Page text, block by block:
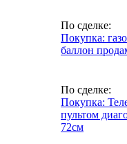
По сделке:
Покупка:
баллон
По сделке:
Покупка:
пультом
72см